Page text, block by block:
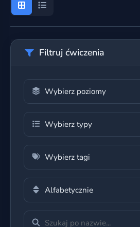
Filtruj ćwiczenia
Wybierz poziomy
Wybierz typy
Wybierz tagi